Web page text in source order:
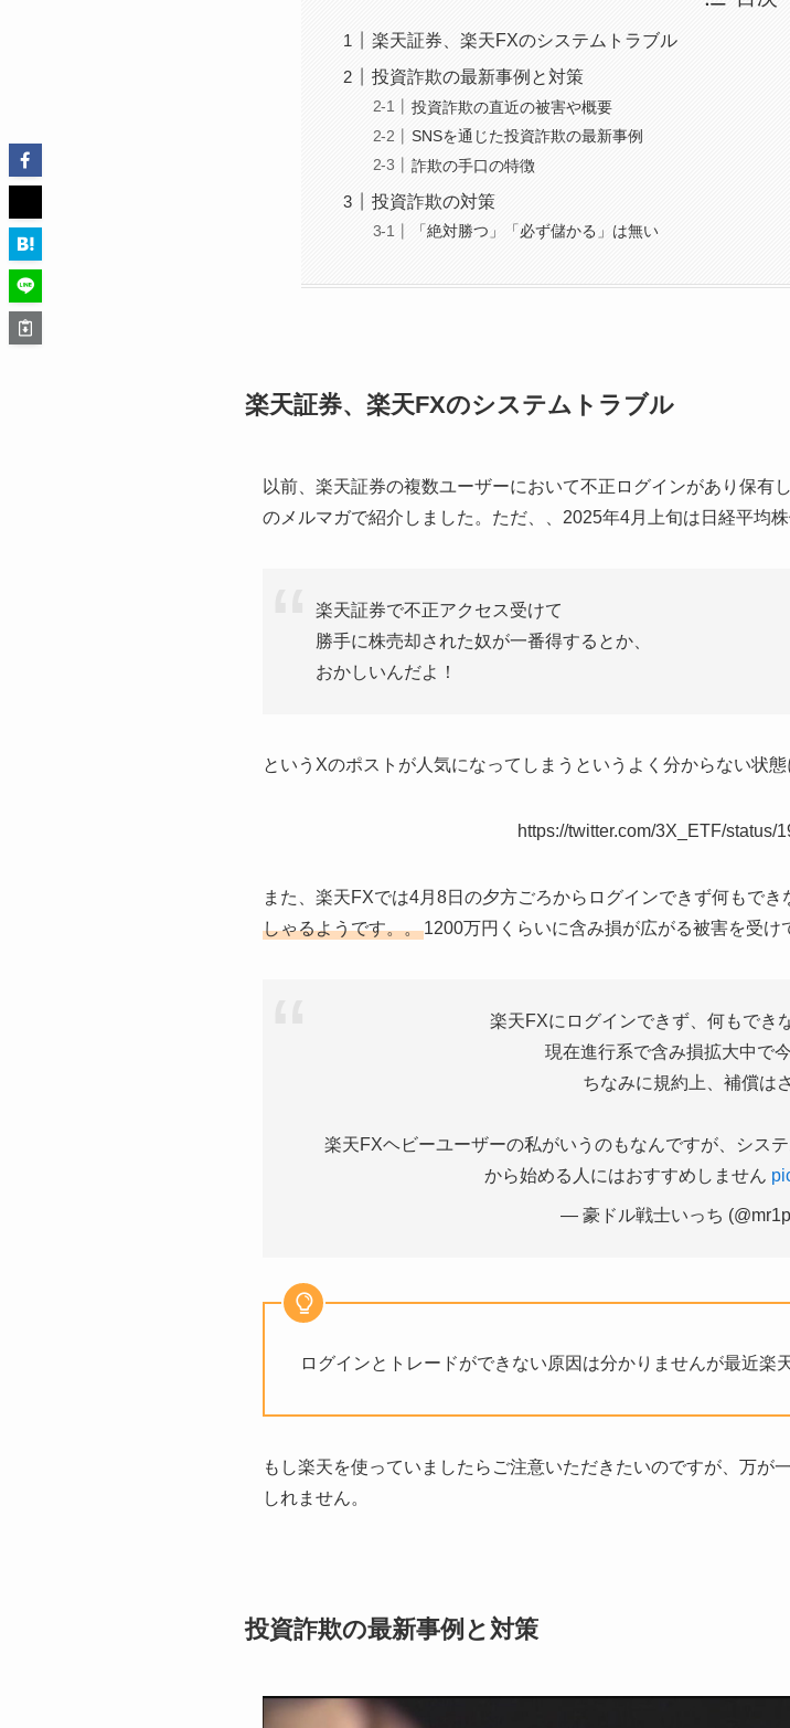
楽天証券、楽天FXのシステムトラブル
投資詐欺の最新事例と対策
投資詐欺の直近の被害や概要
SNSを通じた投資詐欺の最新事例
詐欺の手口の特徴
投資詐欺の対策
「絶対勝つ」「必ず儲かる」は無い
楽天証券、楽天FXのシステムトラブル
以前、楽天証券の複数ユーザーにおいて不正ログインがあり保有
のメルマガで紹介しました。ただ、、2025年4月上旬は日経平均
楽天証券で不正アクセス受けて
勝手に株売却された奴が一番得するとか、
おかしいんだよ！
というXのポストが人気になってしまうというよく分からない状態
https://twitter.com/3X_ETF/status/
また、楽天FXでは4月8日の夕方ごろからログインできず何もでき
しゃるようです。。1200万円くらいに含み損が広がる被害を受け
楽天FXにログインできず、何もでき
現在進行系で含み損拡大中で
ちなみに規約上、補償は
楽天FXヘビーユーザーの私がいうのもなんですが、シス
から始める人にはおすすめしません
— 豪ドル戦士いっち
ログインとトレードができない原因は分かりませんが最近楽
もし楽天を使っていましたらご注意いただきたいのですが、万が
しれません。
投資詐欺の最新事例と対策